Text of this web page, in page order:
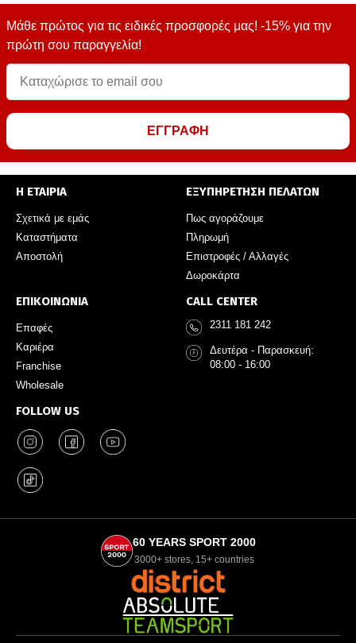
Μάθε πρώτος για τις ειδικές προσφορές μας! -15% για την
πρώτη σου παραγγελία!
ΕΓΓΡΑΦΗ
Η ΕΤΑΙΡΙΑ
Σχετικά με εμάς
Καταστήματα
Αποστολή
ΕΞΥΠΗΡΕΤΗΣΗ ΠΕΛΑΤΩΝ
Πως αγοράζουμε
Πληρωμή
Επιστροφές / Αλλαγές
Δωροκάρτα
ΕΠΙΚΟΙΝΩΝΙΑ
Επαφές
Καριέρα
Franchise
Wholesale
FOLLOW US
CALL CENTER
2311 181 242
Δευτέρα - Παρασκευή:
08:00 - 16:00
60 YEARS SPORT 2000
3000+ stores, 15+ countries